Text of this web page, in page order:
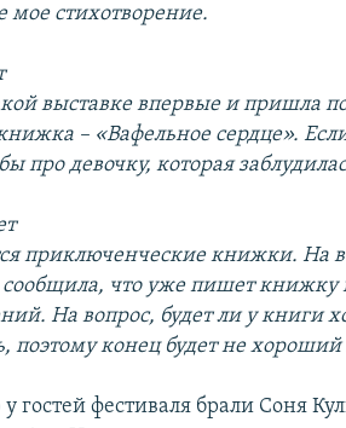
мое стихотворение.
выставке впервые и пришла
– «Вафельное сердце».
про девочку, которая
приключенческие книжки. На
сообщила, что уже пишет книжку
На вопрос, будет ли у книги
поэтому конец будет не
гостей фестиваля брали Соня